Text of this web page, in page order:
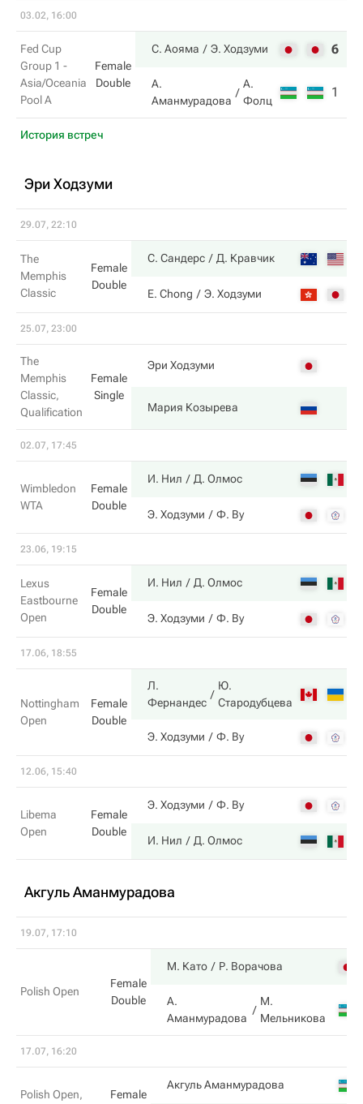
03.02, 16:00
Fed Cup
Group 1 -
Asia/Oceania
Pool A
Female
Double
С. Аояма Э. Ходзуми 6
А.
Аманмурадова
А.
Фолц
1
История встреч
Эри Ходзуми
29.07, 22:10
The
Memphis
Classic
Female
Double
С. Сандерс Д. Кравчик
E. Chong Э. Ходзуми
25.07, 23:00
The
Memphis
Classic,
Qualification
Female
Single
Эри Ходзуми
Мария Козырева
02.07, 17:45
Wimbledon
WTA
Female
Double
И. Нил Д. Олмос
Э. Ходзуми Ф. Ву
23.06, 19:15
Lexus
Eastbourne
Open
Female
Double
И. Нил Д. Олмос
Э. Ходзуми Ф. Ву
17.06, 18:55
Nottingham
Open
Female
Double
Л.
Фернандес
Ю.
Стародубцева
Э. Ходзуми Ф. Ву
12.06, 15:40
Libema
Open
Female
Double
Э. Ходзуми Ф. Ву
И. Нил Д. Олмос
Акгуль Аманмурадова
19.07, 17:10
Polish Open
Female
Double
М. Като Р. Ворачова
А.
Аманмурадова
М.
Мельникова
17.07, 16:20
Polish Open,
Female
Акгуль Аманмурадова